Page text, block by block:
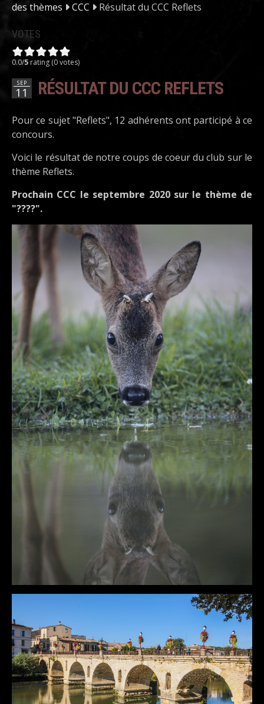
des thèmes
CCC Résultat du CCC Reflets
VOTES
0.0/5 rating (0 votes)
SEP
11 RÉSULTAT DU CCC REFLETS
Pour ce sujet "Reflets", 12 adhérents ont participé à ce
concours.
Voici le résultat de notre coups de coeur du club sur le
thème Reflets.
Prochain CCC le septembre 2020 sur le thème de
"????".
DÉTAILS
DÉTAILS